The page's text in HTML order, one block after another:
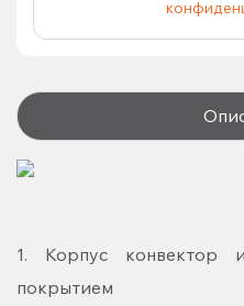
1. Корпус конвектор
покрытием